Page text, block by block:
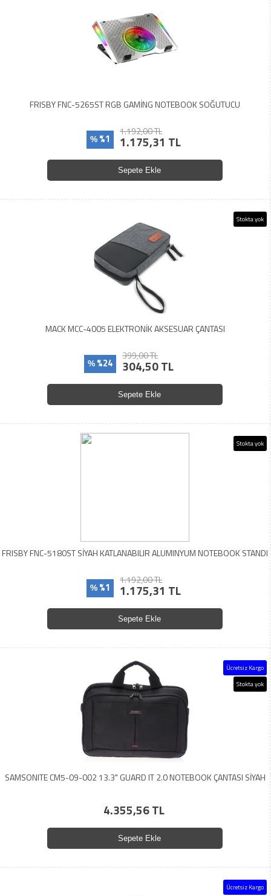
FRISBY FNC-5265ST RGB GAMİNG NOTEBOOK SOĞUTUCU
% %1
1.192,00 TL
1.175,31 TL
Sepete Ekle
Stokta yok
MACK MCC-4005 ELEKTRONİK AKSESUAR ÇANTASI
% %24
399,00 TL
304,50 TL
Sepete Ekle
Stokta yok
FRISBY FNC-5180ST SİYAH KATLANABILIR ALUMINYUM NOTEBOOK STANDI
% %1
1.192,00 TL
1.175,31 TL
Sepete Ekle
Ücretsiz Kargo
Stokta yok
SAMSONITE CM5-09-002 13.3" GUARD IT 2.0 NOTEBOOK ÇANTASI SİYAH
4.355,56 TL
Sepete Ekle
Ücretsiz Kargo